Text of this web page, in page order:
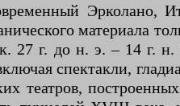
Эрколано,
материала
27 г. до н. э. – 14 г.
спектакли,
театров,